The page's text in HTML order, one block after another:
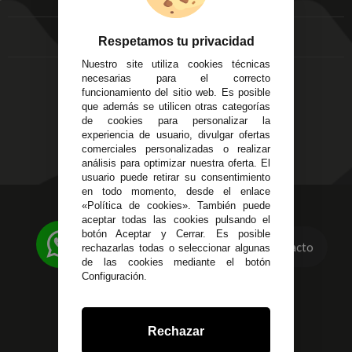
FAQ's
Local 3
C/ Ingeniero Iribarren,
14
Alzira - Valencia
C/ Esplugues, 135
Entregas y
Devoluciones
Política de Privacidad
Pago Seguro
Terminos y
Condiciones Generales
Políticas de Cookies
623 23 31 98
Atendemos Whatsapp
955 44 45 43/955 44 45 44
Avenida Plaza de Toros,
Contacto
Respetamos tu privacidad
Nuestro site utiliza cookies técnicas
necesarias para el correcto
funcionamiento del sitio web. Es posible
que además se utilicen otras categorías
de cookies para personalizar la
experiencia de usuario, divulgar ofertas
comerciales personalizadas o realizar
análisis para optimizar nuestra oferta. El
usuario puede retirar su consentimiento
en todo momento, desde el enlace
«Política de cookies». También puede
aceptar todas las cookies pulsando el
botón Aceptar y Cerrar. Es posible
rechazarlas todas o seleccionar algunas
de las cookies mediante el botón
Configuración.
Rechazar